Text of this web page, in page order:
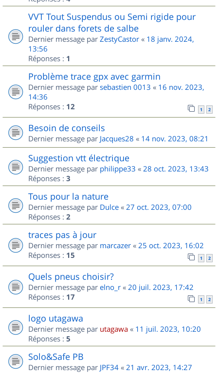
VVT Tout Suspendus ou Semi rigide pour
rouler dans forets de salbe
Dernier message par ZestyCastor « 18 janv. 2024,
13:56
Réponses : 1
Problème trace gpx avec garmin
Dernier message par sebastien 0013 « 16 nov. 2023,
14:36
Réponses : 12 1 2
Besoin de conseils
Dernier message par Jacques28 « 14 nov. 2023, 08:21
Suggestion vtt électrique
Dernier message par philippe33 « 28 oct. 2023, 13:43
Réponses : 3
Tous pour la nature
Dernier message par Dulce « 27 oct. 2023, 07:00
Réponses : 2
traces pas à jour
Dernier message par marcazer « 25 oct. 2023, 16:02
Réponses : 15 1 2
Quels pneus choisir?
Dernier message par elno_r « 20 juil. 2023, 17:42
Réponses : 17 1 2
logo utagawa
Dernier message par utagawa « 11 juil. 2023, 10:20
Réponses : 5
Solo&Safe PB
Dernier message par JPF34 « 21 avr. 2023, 14:27